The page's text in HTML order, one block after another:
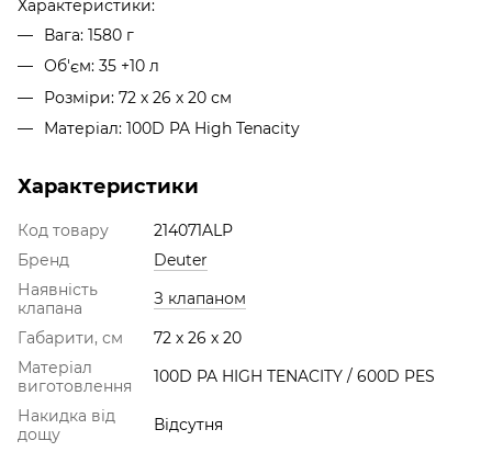
Характеристики:
Вага: 1580 г
Об'єм: 35 +10 л
Розміри: 72 х 26 х 20 см
Матеріал: 100D PA High Tenacity
Характеристики
Код товару
214071ALP
Бренд
Deuter
Наявність
клапана
З клапаном
Габарити, см
72 х 26 х 20
Матеріал
виготовлення
100D PA HIGH TENACITY / 600D PES
Накидка від
дощу
Відсутня